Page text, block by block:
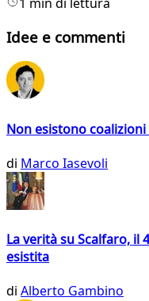
Idee e commenti
Non esistono
di Marco Iasevoli
La verità su Scalfaro, il
esistita
di Alberto Gambino